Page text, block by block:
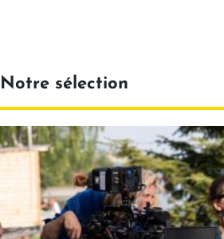
Notre sélection